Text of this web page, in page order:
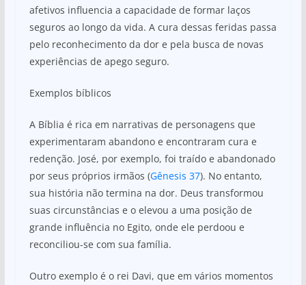
afetivos influencia a capacidade de formar laços
seguros ao longo da vida. A cura dessas feridas passa
pelo reconhecimento da dor e pela busca de novas
experiências de apego seguro.
Exemplos bíblicos
A Bíblia é rica em narrativas de personagens que
experimentaram abandono e encontraram cura e
redenção. José, por exemplo, foi traído e abandonado
por seus próprios irmãos (Gênesis 37). No entanto,
sua história não termina na dor. Deus transformou
suas circunstâncias e o elevou a uma posição de
grande influência no Egito, onde ele perdoou e
reconciliou-se com sua família.
Outro exemplo é o rei Davi, que em vários momentos